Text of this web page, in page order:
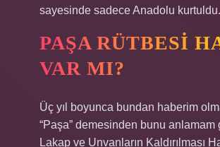
sayesinde sadece Anadolu kurtuldu.
PAŞA RÜTBESI
VAR MI?
Üç yıl boyunca bundan haberim
“Paşa” demesinden bunu anlamam
Lakap ve Unvanların Kaldırılması